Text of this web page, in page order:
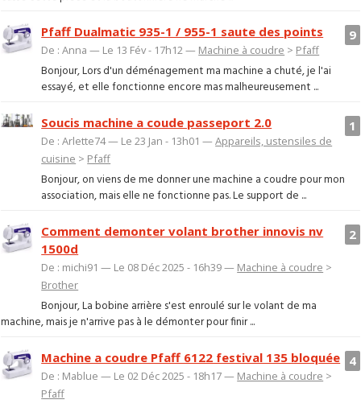
9
Pfaff Dualmatic 935-1 / 955-1 saute des points
De : Anna — Le 13 Fév - 17h12 — Machine à coudre > Pfaff
Bonjour, Lors d'un déménagement ma machine a chuté, je l'ai
essayé, et elle fonctionne encore mas malheureusement ...
1
Soucis machine a coude passeport 2.0
De : Arlette74 — Le 23 Jan - 13h01 —Appareils, ustensiles de
cuisine > Pfaff
Bonjour, on viens de me donner une machine a coudre pour mon
association, mais elle ne fonctionne pas. Le support de ...
2
Comment demonter volant brother innovis nv
1500d
De : michi91 — Le 08 Déc 2025 - 16h39 — Machine à coudre >
Brother
Bonjour, La bobine arrière s'est enroulé sur le volant de ma
machine, mais je n'arrive pas à le démonter pour finir ...
4
Machine a coudre Pfaff 6122 festival 135 bloquée
De : Mablue — Le 02 Déc 2025 - 18h17 — Machine à coudre >
Pfaff